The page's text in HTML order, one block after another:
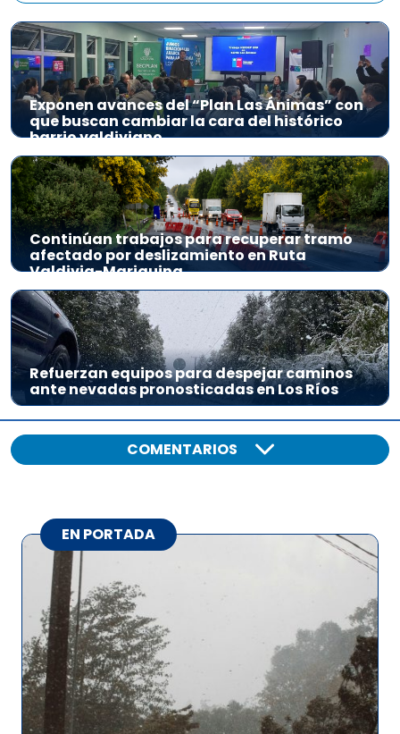
Exponen avances del “Plan Las Ánimas” con
que buscan cambiar la cara del histórico
barrio valdiviano
Continúan trabajos para recuperar tramo
afectado por deslizamiento en Ruta
Valdivia-Mariquina
Refuerzan equipos para despejar caminos
ante nevadas pronosticadas en Los Ríos
COMENTARIOS
EN PORTADA